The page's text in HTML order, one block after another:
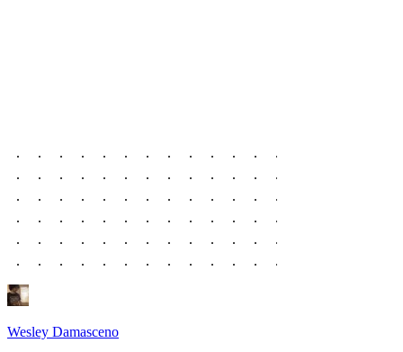
Wesley Damasceno